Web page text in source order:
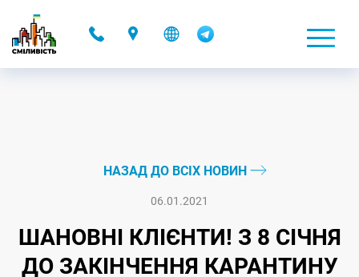
НАЗАД ДО ВСІХ НОВИН
06.01.2021
ШАНОВНІ КЛІЄНТИ! З 8 СIЧНЯ
ДО ЗАКІНЧЕННЯ КАРАНТИНУ